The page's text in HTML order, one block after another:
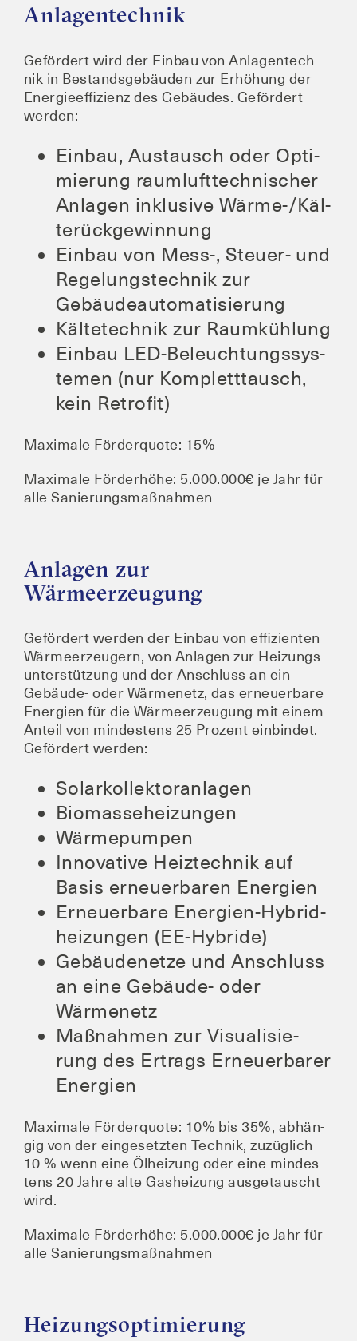
Anlagentechnik
Geför­dert wird der Ein­bau von Anlagen­tech­
nik in Bestands­ge­bäu­den zur Erhö­hung der
Ener­gie­ef­fi­zi­enz des Gebäu­des. Geför­dert
werden:
Ein­bau, Aus­tausch oder Opti­
mie­rung raum­luft­tech­ni­scher
Anla­gen inklu­si­ve Wär­me-/Käl­
te­rück­ge­win­nung
Ein­bau von Mess‑, Steu­er- und
Rege­lungs­tech­nik zur
Gebäudeautomatisierung
Käl­te­tech­nik zur Raumkühlung
Ein­bau LED-Beleuch­tungs­sys­
te­men (nur Kom­plett­tausch,
kein Retrofit)
Maxi­ma­le För­der­quo­te: 15%
Maxi­ma­le För­der­hö­he: 5.000.000€ je Jahr für
alle Sanierungsmaßnahmen
Anlagen zur
Wärmeerzeugung
Geför­dert wer­den der Ein­bau von effi­zi­en­ten
Wär­me­er­zeu­gern, von Anla­gen zur Hei­zungs­
un­ter­stüt­zung und der Anschluss an ein
Gebäu­de- oder Wär­me­netz, das erneu­er­ba­re
Ener­gien für die Wär­me­er­zeu­gung mit einem
Anteil von min­des­tens 25 Pro­zent ein­bin­det.
Geför­dert werden:
Solar­kol­lek­tor­an­la­gen
Bio­mas­se­hei­zun­gen
Wär­me­pum­pen
Inno­va­ti­ve Heiz­tech­nik auf
Basis erneu­er­ba­ren Energien
Erneu­er­ba­re Ener­gien-Hybrid­
hei­zun­gen (EE-Hybri­de)
Gebäu­den­et­ze und Anschluss
an eine Gebäu­de- oder
Wärmenetz
Maß­nah­men zur Visua­li­sie­
rung des Ertrags Erneu­er­ba­rer
Energien
Maxi­ma­le För­der­quo­te: 10% bis 35%, abhän­
gig von der ein­ge­setz­ten Tech­nik, zuzüg­lich
10 % wenn eine Ölhei­zung oder eine min­des­
tens 20 Jah­re alte Gas­hei­zung aus­ge­tauscht
wird.
Maxi­ma­le För­der­hö­he: 5.000.000€ je Jahr für
alle Sanierungsmaßnahmen
Heizungsoptimierung